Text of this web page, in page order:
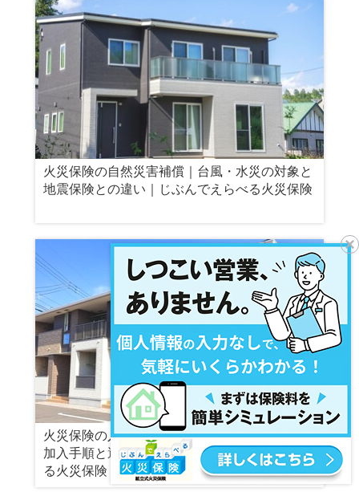
火災保険の自然災害補償｜台風・水災の対象と
地震保険との違い｜じぶんでえらべる火災保険
火災保険の入り方を解説｜初めてでも迷わない
加入手順と選び方のポイント｜じぶんでえらべ
る火災保険